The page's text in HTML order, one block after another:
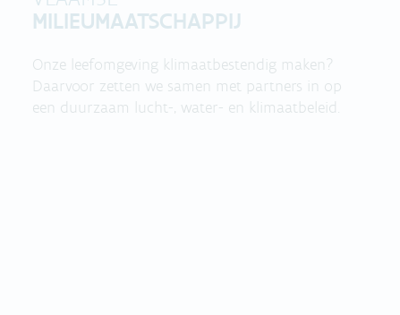
MILIEUMAATSCHAPPIJ
Onze leefomgeving klimaatbestendig maken?
Daarvoor zetten we samen met partners in op
een duurzaam lucht-, water- en klimaatbeleid.